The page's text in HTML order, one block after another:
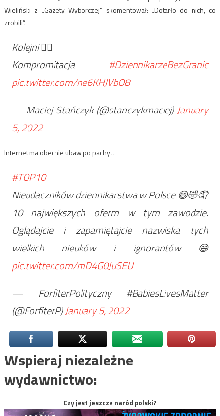
Wieliński z „Gazety Wyborczej” skomentował: „Dotarło do nich, co
zrobili”.
Kolejni 🤦‍♂️
Kompromitacja #DziennikarzeBezGranic
pic.twitter.com/ne6KHJVbO8
— Maciej Stańczyk (@stanczykmaciej)January
5, 2022
Internet ma obecnie ubaw po pachy…
#TOP10
Nieudaczników dziennikarstwa w Polsce 😄🤣🤦
10 największych oferm w tym zawodzie.
Oglądajcie i zapamiętajcie nazwiska tych
wielkich nieuków i ignorantów 😄
pic.twitter.com/mD4G0JuSEU
— ForfiterPolityczny #BabiesLivesMatter
(@ForfiterP)January 5, 2022
Wspieraj niezależne
wydawnictwo:
Czy jest jeszcze naród polski?